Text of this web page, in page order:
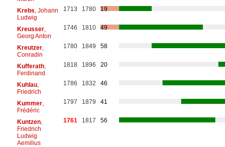
Krebs , Johann
Ludwig
1713 1780 19
Kreusser,
Georg Anton
1746 1810 49
Kreutzer,
Conradin
1780 1849 58
Kufferath,
Ferdinand
1818 1896 20
Kuhlau,
Friedrich
1786 1832 46
Kummer,
Frédéric
1797 1879 41
Kuntzen,
Friedrich
Ludwig
Aemilius
1761 1817 56